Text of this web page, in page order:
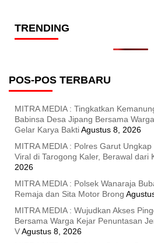
TRENDING
POS-POS TERBARU
MITRA MEDIA : Tingkatkan
Babinsa Desa Jipang Bersama
Gelar Karya BaktiAgustus 8, 2026
MITRA MEDIA : Polres Garut
Viral di Tarogong Kaler, Berawal dari
2026
MITRA MEDIA : Polsek Wanaraja
Remaja dan Sita Motor Brong
MITRA MEDIA : Wujudkan Akses
Bersama Warga Kejar Penuntasan
VAgustus 8, 2026